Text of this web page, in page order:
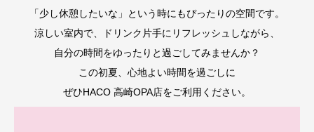
「少し休憩したいな」という時にもぴったりの空間です。
涼しい室内で、ドリンク片手にリフレッシュしながら、
自分の時間をゆったりと過ごしてみませんか？
この初夏、心地よい時間を過ごしに
ぜひHACO 高崎OPA店をご利用ください。